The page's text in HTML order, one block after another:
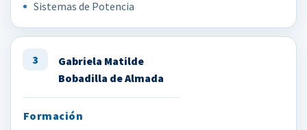
Sistemas de Potencia
3
Gabriela Matilde
Bobadilla de Almada